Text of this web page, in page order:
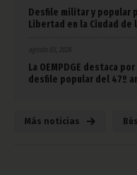
Desfile militar y popular
Libertad en la Ciudad de
agosto 03, 2026
La OEMPDGE destaca
desfile popular del 47º
Más noticias